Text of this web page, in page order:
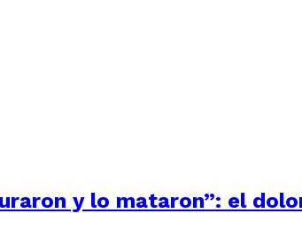
y lo mataron”: el